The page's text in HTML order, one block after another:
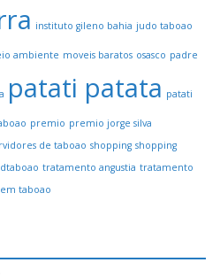
instituto gileno bahia judo taboao
ambiente moveis baratos osasco padre
patati patata patati
premio premio jorge silva
de taboao shopping shopping
tratamento angustia tratamento
taboao